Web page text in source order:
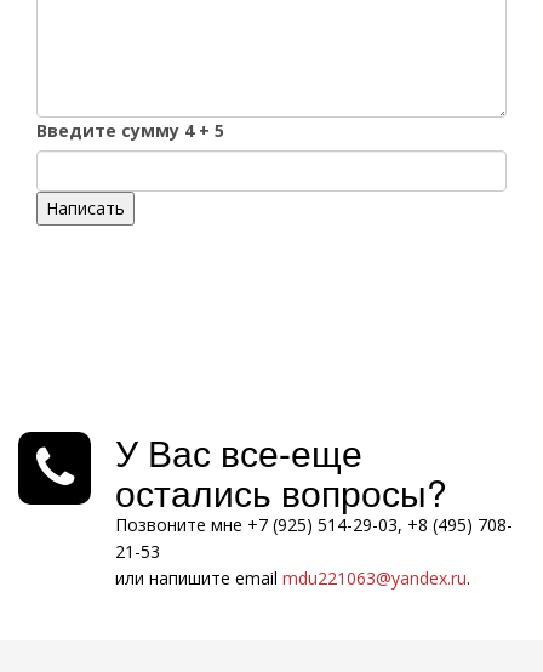
Введите сумму 4 + 5
Написать
У Вас все-еще
остались вопросы?
Позвоните мне +7 (925) 514-29-03, +8 (495) 708-
21-53
или напишите email mdu221063@yandex.ru.